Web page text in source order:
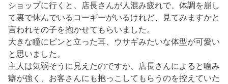
ショップに行くと、店長さんが人混み疲れで、体調を崩し
て裏で休んでいるコーギーがいるけれど、見てみますかと
言われその子を抱かせてもらいました。
大きな瞳にピンと立った耳、ウサギみたいな体型が可愛い
と思いました。
主人は気弱そうに見えたのですが、店長さんによると噛み
癖が強く、お客さんにも抱っこしてもらうのを控えていた